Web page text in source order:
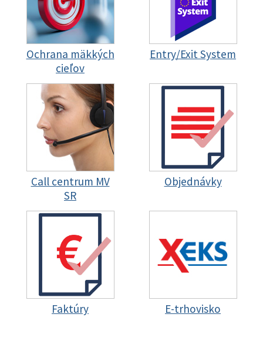
Ochrana mäkkých
cieľov
Entry/Exit System
Call centrum MV
SR
Objednávky
Faktúry E-trhovisko